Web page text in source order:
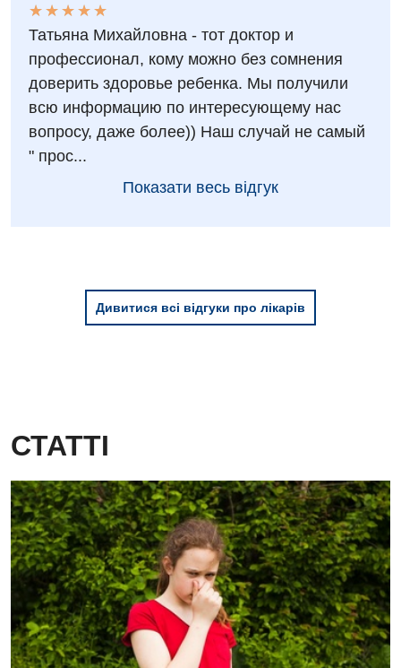
★
★
★
★
★
★ ★ ★ ★ ★
Татьяна Михайловна - тот доктор и
профессионал, кому можно без сомнения
доверить здоровье ребенка. Мы получили
всю информацию по интересующему нас
вопросу, даже более)) Наш случай не самый
" прос...
Показати весь відгук
Дивитися всі відгуки про лікарів
СТАТТІ